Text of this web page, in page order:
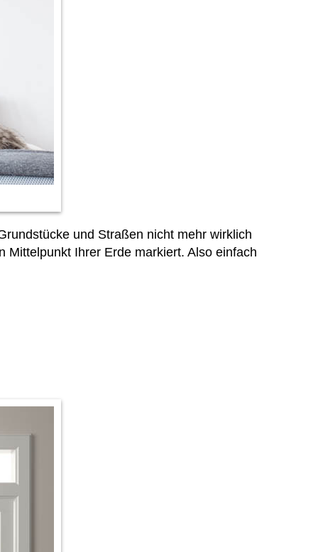
und Straßen nicht mehr wirklich
Mittelpunkt Ihrer Erde markiert. Also einfach